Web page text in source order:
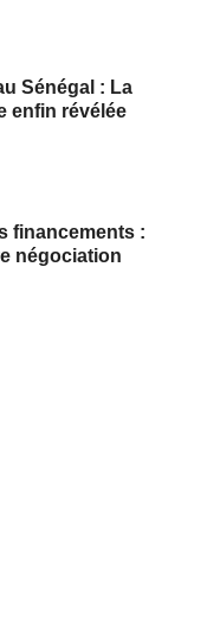
Sénégal : La
enfin révélée
financements :
négociation